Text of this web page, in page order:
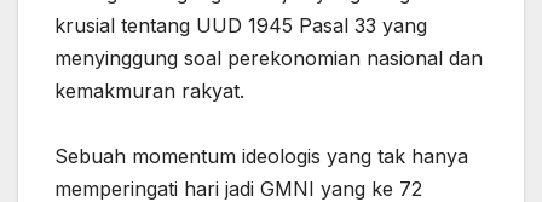
krusial tentang UUD 1945 Pasal 33 yang
menyinggung soal perekonomian nasional dan
kemakmuran rakyat.
‎Sebuah momentum ideologis yang tak hanya
memperingati hari jadi GMNI yang ke 72